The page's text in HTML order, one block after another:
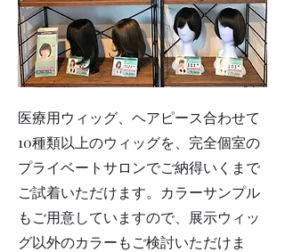
医療用ウィッグ、ヘアピース合わせて
10種類以上のウィッグを、完全個室の
プライベートサロンでご納得いくまで
ご試着いただけます。カラーサンプル
もご用意していますので、展示ウィッ
グ以外のカラーもご検討いただけま